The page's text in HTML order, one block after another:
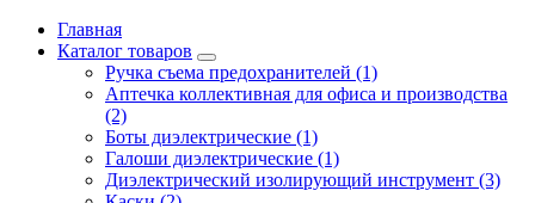
Главная
Каталог товаров
Ручка съема предохранителей (1)
Аптечка коллективная для офиса и производства
(2)
Боты диэлектрические (1)
Галоши диэлектрические (1)
Диэлектрический изолирующий инструмент (3)